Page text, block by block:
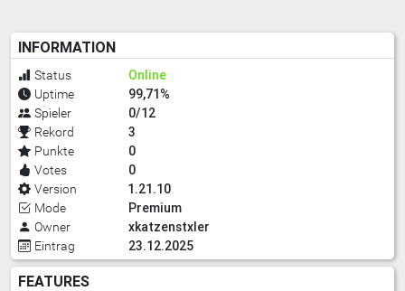
INFORMATION
Status Online
Uptime 99,71%
Spieler 0/12
Rekord 3
Punkte 0
Votes 0
Version 1.21.10
Mode Premium
Owner xkatzenstxler
Eintrag 23.12.2025
FEATURES